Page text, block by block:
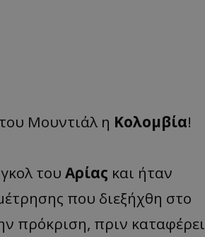
Μουντιάλ η Κολομβία!
του Αρίας και ήταν
που διεξήχθη στο
πρόκριση, πριν καταφέρει